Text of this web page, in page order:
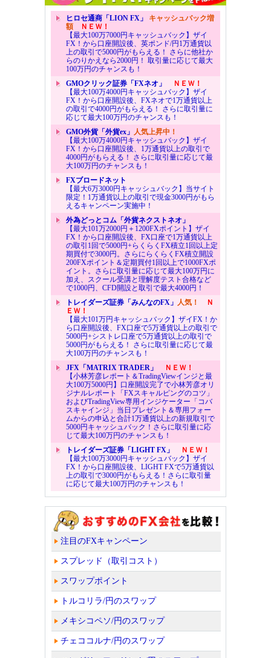
ヒロセ通商「LION FX」 キャッシュバック増
額ＮＥＷ！
【最大100万7000円キャッシュバック】ザイ
FX！から口座開設後、英ポンド/円1万通貨以
上の取引で5000円がもらえる！ さらに他社か
らのりかえなら2000円！ 取引量に応じて最大
100万円のチャンスも！
GMOクリック証券「FXネオ」
ＮＥＷ！
【最大100万4000円キャッシュバック】ザイ
FX！から口座開設後、FXネオで1万通貨以上
の取引で4000円がもらえる！ さらに取引量に
応じて最大100万円のチャンスも！
GMO外貨「外貨ex」 人気上昇中！
【最大100万4000円キャッシュバック】ザイ
FX！から口座開設後、1万通貨以上の取引で
4000円がもらえる！ さらに取引量に応じて最
大100万円のチャンスも！
FXブロードネット
【最大6万3000円キャッシュバック】当サイト
限定！1万通貨以上の取引で現金3000円がもら
えるキャンペーン実施中！
外為どっとコム「外貨ネクストネオ」
【最大101万2000円＋1200FXポイント】ザイ
FX！から口座開設後、FX口座で1万通貨以上
の取引1回で5000円+らくらくFX積立1回以上定
期買付で3000円。さらにらくらくFX積立開設
200FXポイント＆定期買付1回以上で1000FXポ
イント。さらに取引量に応じて最大100万円に
加え、スクール受講と理解度テスト合格など
で1000円、CFD開設と取引で最大4000円！
トレイダーズ証券「みんなのFX」 人気！
Ｎ
ＥＷ！
【最大101万円キャッシュバック】ザイFX！か
ら口座開設後、FX口座で5万通貨以上の取引で
5000円+シストレ口座で5万通貨以上の取引で
5000円がもらえる！ さらに取引量に応じて最
大100万円のチャンスも！
JFX「MATRIX TRADER」
ＮＥＷ！
【小林芳彦レポート＆TradingViewインジと最
大100万5000円】口座開設完了で小林芳彦オリ
ジナルレポート「FXスキャルピングのコツ」
およびTradingView専用インジケーター「コバ
スキャインジ」当日プレゼント＆専用フォー
ムからの申込と合計1万通貨以上の新規取引で
5000円キャッシュバック！さらに取引量に応
じて最大100万円のチャンスも！
トレイダーズ証券「LIGHT FX」
ＮＥＷ！
【最大100万3000円キャッシュバック】ザイ
FX！から口座開設後、LIGHT FXで5万通貨以
上の取引で3000円がもらえる！さらに取引量
に応じて最大100万円のチャンスも！
注目のFXキャンペーン
スプレッド（取引コスト）
スワップポイント
トルコリラ/円のスワップ
メキシコペソ/円のスワップ
チェココルナ/円のスワップ